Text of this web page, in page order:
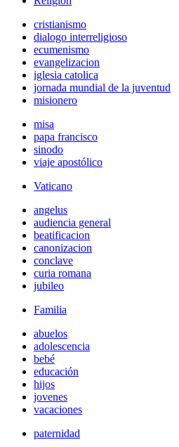
cristianismo
dialogo interreligioso
ecumenismo
evangelizacion
iglesia catolica
jornada mundial de la juventud
misionero
misa
papa francisco
sinodo
viaje apostólico
Vaticano
angelus
audiencia general
beatificacion
canonizacion
conclave
curia romana
jubileo
Familia
abuelos
adolescencia
bebé
educación
hijos
jovenes
vacaciones
paternidad